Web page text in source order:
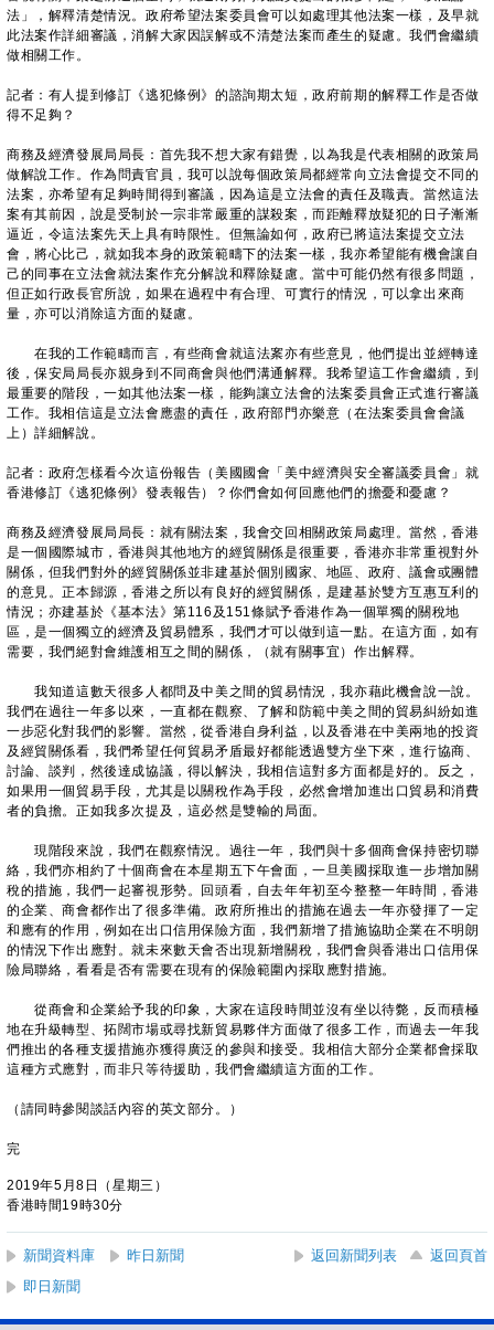
法」，解釋清楚情況。政府希望法案委員會可以如處理其他法案一樣，及早就
此法案作詳細審議，消解大家因誤解或不清楚法案而產生的疑慮。我們會繼續
做相關工作。
記者：有人提到修訂《逃犯條例》的諮詢期太短，政府前期的解釋工作是否做
得不足夠？
商務及經濟發展局局長：首先我不想大家有錯覺，以為我是代表相關的政策局
做解說工作。作為問責官員，我可以說每個政策局都經常向立法會提交不同的
法案，亦希望有足夠時間得到審議，因為這是立法會的責任及職責。當然這法
案有其前因，說是受制於一宗非常嚴重的謀殺案，而距離釋放疑犯的日子漸漸
逼近，令這法案先天上具有時限性。但無論如何，政府已將這法案提交立法
會，將心比己，就如我本身的政策範疇下的法案一樣，我亦希望能有機會讓自
己的同事在立法會就法案作充分解說和釋除疑慮。當中可能仍然有很多問題，
但正如行政長官所說，如果在過程中有合理、可實行的情況，可以拿出來商
量，亦可以消除這方面的疑慮。
在我的工作範疇而言，有些商會就這法䅁亦有些意見，他們提出並經轉達
後，保安局局長亦親身到不同商會與他們溝通解釋。我希望這工作會繼續，到
最重要的階段，一如其他法案一樣，能夠讓立法會的法案委員會正式進行審議
工作。我相信這是立法會應盡的責任，政府部門亦樂意（在法案委員會會議
上）詳細解說。
記者：政府怎樣看今次這份報告（美國國會「美中經濟與安全審議委員會」就
香港修訂《逃犯條例》發表報告）？你們會如何回應他們的擔憂和憂慮？
商務及經濟發展局局長：就有關法案，我會交回相關政策局處理。當然，香港
是一個國際城市，香港與其他地方的經貿關係是很重要，香港亦非常重視對外
關係，但我們對外的經貿關係並非建基於個別國家、地區、政府、議會或團體
的意見。正本歸源，香港之所以有良好的經貿關係，是建基於雙方互惠互利的
情況；亦建基於《基本法》第116及151條賦予香港作為一個單獨的關稅地
區，是一個獨立的經濟及貿易體系，我們才可以做到這一點。在這方面，如有
需要，我們絕對會維護相互之間的關係，（就有關事宜）作出解釋。
我知道這數天很多人都問及中美之間的貿易情況，我亦藉此機會說一說。
我們在過往一年多以來，一直都在觀察、了解和防範中美之間的貿易糾紛如進
一步惡化對我們的影響。當然，從香港自身利益，以及香港在中美兩地的投資
及經貿關係看，我們希望任何貿易矛盾最好都能透過雙方坐下來，進行協商、
討論、談判，然後達成協議，得以解決，我相信這對多方面都是好的。反之，
如果用一個貿易手段，尤其是以關稅作為手段，必然會增加進出口貿易和消費
者的負擔。正如我多次提及，這必然是雙輸的局面。
現階段來說，我們在觀察情況。過往一年，我們與十多個商會保持密切聯
絡，我們亦相約了十個商會在本星期五下午會面，一旦美國採取進一步增加關
稅的措施，我們一起審視形勢。回頭看，自去年年初至今整整一年時間，香港
的企業、商會都作出了很多準備。政府所推出的措施在過去一年亦發揮了一定
和應有的作用，例如在出口信用保險方面，我們新增了措施協助企業在不明朗
的情況下作出應對。就未來數天會否出現新增關稅，我們會與香港出口信用保
險局聯絡，看看是否有需要在現有的保險範圍內採取應對措施。
從商會和企業給予我的印象，大家在這段時間並沒有坐以待斃，反而積極
地在升級轉型、拓闊市場或尋找新貿易夥伴方面做了很多工作，而過去一年我
們推出的各種支援措施亦獲得廣泛的參與和接受。我相信大部分企業都會採取
這種方式應對，而非只等待援助，我們會繼續這方面的工作。
（請同時參閱談話內容的英文部分。）
完
2019年5月8日（星期三）
香港時間19時30分
新聞資料庫 昨日新聞 返回新聞列表
返回頁首
即日新聞